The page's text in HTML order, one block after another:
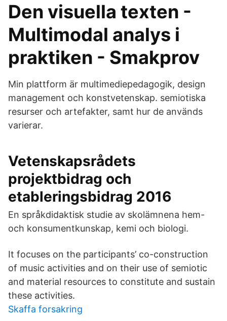
Den visuella texten -
Multimodal analys i
praktiken - Smakprov
Min plattform är multimediepedagogik, design
management och konstvetenskap. semiotiska
resurser och artefakter, samt hur de används
varierar.
Vetenskapsrådets
projektbidrag och
etableringsbidrag 2016
En språkdidaktisk studie av skolämnena hem-
och konsumentkunskap, kemi och biologi.
It focuses on the participants’ co-construction
of music activities and on their use of semiotic
and material resources to constitute and sustain
these activities.
Skaffa forsakring